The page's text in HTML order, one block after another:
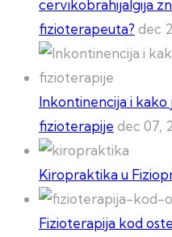
cervikobrahijalgija
fizioterapeuta? dec
Inkontinencija i
fizioterapije dec 07,
Kiropraktika u
Fizioterapija kod